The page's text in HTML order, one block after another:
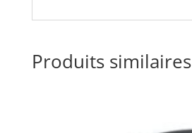
Produits similaires